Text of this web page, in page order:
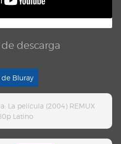
descarga
de Bluray
La película (2004) REMUX
Latino